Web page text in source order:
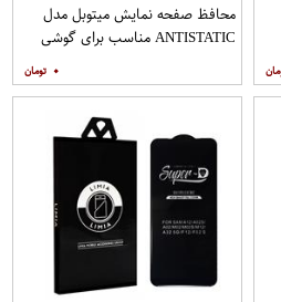
محافظ صفحه نمایش میتوبل مدل
ANTISTATIC مناسب برای گوشی
۰